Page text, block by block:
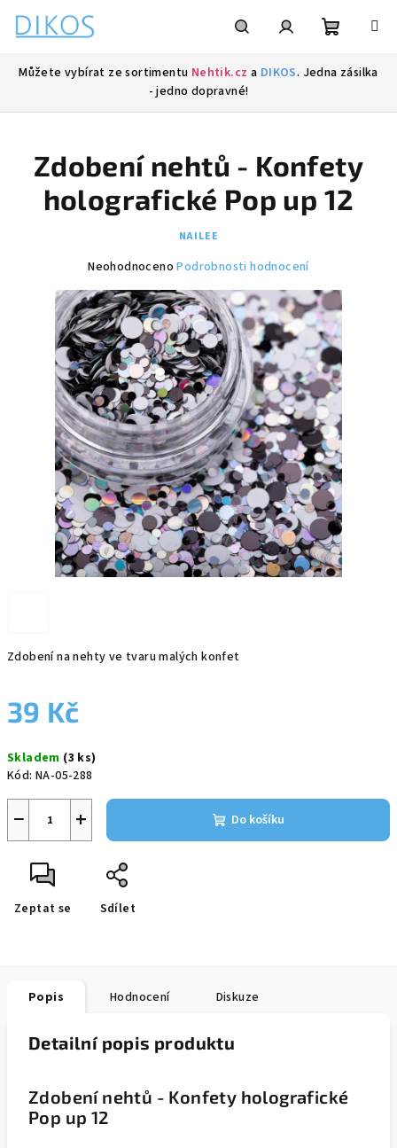
obsah
Můžete vybírat ze sortimentu Nehtik.cz a DIKOS. Jedna zásilka
- jedno dopravné!
Zdobení na nehty ve tvaru malých konfet
39 Kč
cena:
Skladem (3 ks)
Kód: NA-05-288
+
− Do košíku
Zeptat se Sdílet
Zdobení nehtů - Konfety
holografické Pop up 12
NAILEE
Průměrné
produktu
je
0,0
z
5
hvězdiček.
Neohodnoceno Podrobnosti hodnocení
Popis Hodnocení Diskuze
Detailní popis produktu
Zdobení nehtů - Konfety holografické
Pop up 12